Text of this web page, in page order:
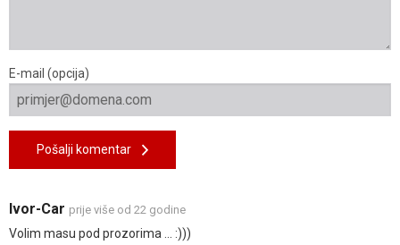
E-mail (opcija)
Pošalji komentar
Ivor-Car prije više od 22 godine
Volim masu pod prozorima ... :)))